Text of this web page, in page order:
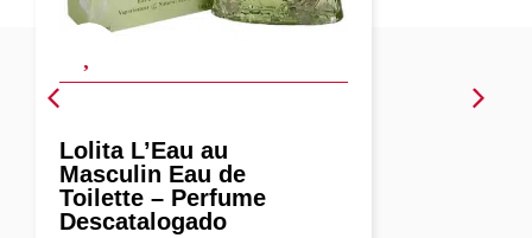
Lolita L’Eau au
Masculin Eau de
Toilette – Perfume
Descatalogado